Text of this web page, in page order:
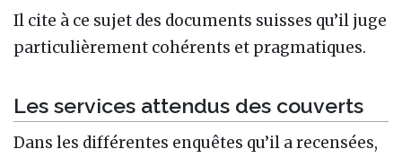
Il cite à ce sujet des documents suisses qu’il juge
particulièrement cohérents et pragmatiques.
Les services attendus des couverts
Dans les différentes enquêtes qu’il a recensées,